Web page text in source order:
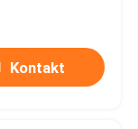
Kontakt